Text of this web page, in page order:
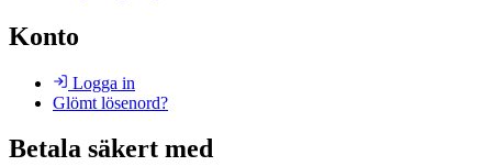
Konto
Logga in
Glömt lösenord?
Betala säkert med